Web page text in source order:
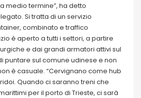
medio termine”, ha detto
Si tratta di un servizio
combinato e traffico
è aperto a tutti i settori, a partire
e dai grandi armatori attivi sul
puntare sul comune udinese e non
è casuale. “Cervignano come hub
Quando ci saranno treni che
per il porto di Trieste, ci sarà